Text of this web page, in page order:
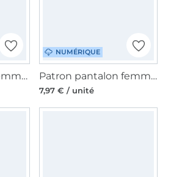
Patron cardigan femme pdf Namorada Erbsünde, en allemand
NUMÉRIQUE
Patron pantalon femme pdf Franca Erbsünde, en allemand
7,97 € / unité